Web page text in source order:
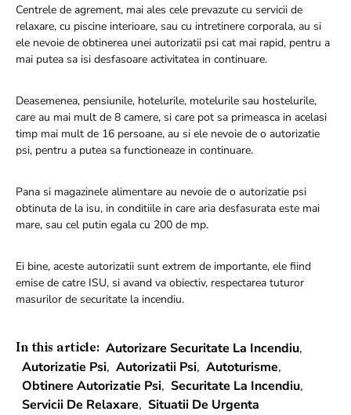
Centrele de agrement, mai ales cele prevazute cu servicii de
relaxare, cu piscine interioare, sau cu intretinere corporala, au si
ele nevoie de obtinerea unei autorizatii psi cat mai rapid, pentru a
mai putea sa isi desfasoare activitatea in continuare.
Deasemenea, pensiunile, hotelurile, motelurile sau hostelurile,
care au mai mult de 8 camere, si care pot sa primeasca in acelasi
timp mai mult de 16 persoane, au si ele nevoie de o autorizatie
psi, pentru a putea sa functioneaze in continuare.
Pana si magazinele alimentare au nevoie de o autorizatie psi
obtinuta de la isu, in conditiile in care aria desfasurata este mai
mare, sau cel putin egala cu 200 de mp.
Ei bine, aceste autorizatii sunt extrem de importante, ele fiind
emise de catre ISU, si avand va obiectiv, respectarea tuturor
masurilor de securitate la incendiu.
In this article: Autorizare Securitate La Incendiu,
Autorizatie Psi, Autorizatii Psi, Autoturisme,
Obtinere Autorizatie Psi, Securitate La Incendiu,
Servicii De Relaxare, Situatii De Urgenta